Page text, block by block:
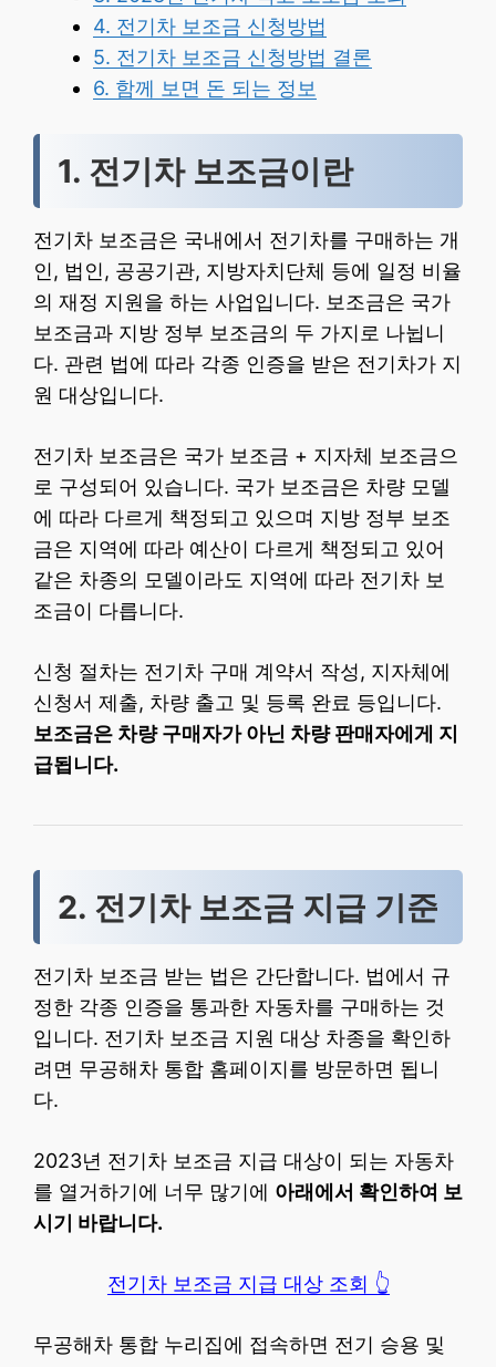
4. 전기차 보조금 신청방법
5. 전기차 보조금 신청방법 결론
6. 함께 보면 돈 되는 정보
1. 전기차 보조금이란
전기차 보조금은 국내에서 전기차를 구매하는 개
인, 법인, 공공기관, 지방자치단체 등에 일정 비율
의 재정 지원을 하는 사업입니다. 보조금은 국가
보조금과 지방 정부 보조금의 두 가지로 나뉩니
다. 관련 법에 따라 각종 인증을 받은 전기차가 지
원 대상입니다.
전기차 보조금은 국가 보조금 + 지자체 보조금으
로 구성되어 있습니다. 국가 보조금은 차량 모델
에 따라 다르게 책정되고 있으며 지방 정부 보조
금은 지역에 따라 예산이 다르게 책정되고 있어
같은 차종의 모델이라도 지역에 따라 전기차 보
조금이 다릅니다.
신청 절차는 전기차 구매 계약서 작성, 지자체에
신청서 제출, 차량 출고 및 등록 완료 등입니다.
보조금은 차량 구매자가 아닌 차량 판매자에게 지
급됩니다.
2. 전기차 보조금 지급 기준
전기차 보조금 받는 법은 간단합니다. 법에서 규
정한 각종 인증을 통과한 자동차를 구매하는 것
입니다. 전기차 보조금 지원 대상 차종을 확인하
려면 무공해차 통합 홈페이지를 방문하면 됩니
다.
2023년 전기차 보조금 지급 대상이 되는 자동차
를 열거하기에 너무 많기에 아래에서 확인하여 보
시기 바랍니다.
전기차 보조금 지급 대상 조회 👆
무공해차 통합 누리집에 접속하면 전기 승용 및